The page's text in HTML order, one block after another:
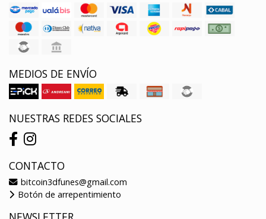
MEDIOS DE ENVÍO
NUESTRAS REDES SOCIALES
CONTACTO
bitcoin3dfunes@gmail.com
Botón de arrepentimiento